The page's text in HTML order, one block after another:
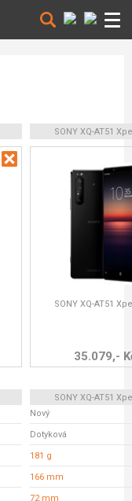
SONY XQ-AT51
SONY XQ-AT51
35.079,-
SONY XQ-AT51
Nový
Dotyková
181 g
166 mm
72 mm